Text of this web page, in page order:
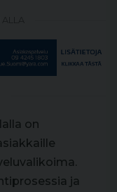
on
ja